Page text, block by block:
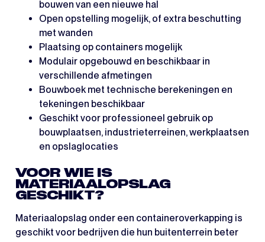
bouwen van een nieuwe hal
Open opstelling mogelijk, of extra beschutting
met wanden
Plaatsing op containers mogelijk
Modulair opgebouwd en beschikbaar in
verschillende afmetingen
Bouwboek met technische berekeningen en
tekeningen beschikbaar
Geschikt voor professioneel gebruik op
bouwplaatsen, industrieterreinen, werkplaatsen
en opslaglocaties
VOOR WIE IS
MATERIAALOPSLAG
GESCHIKT?
Materiaalopslag onder een containeroverkapping is
geschikt voor bedrijven die hun buitenterrein beter